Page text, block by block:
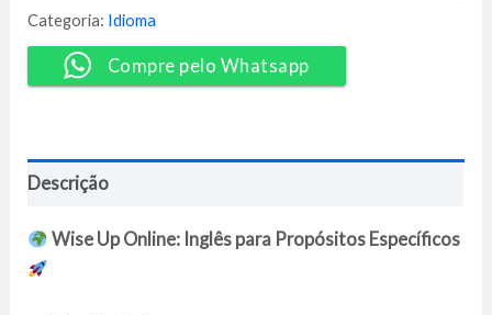
WiseUp
Online
-
Módulo
[Pack]
quantidade
Categoria: Idioma
Compre pelo Whatsapp
Descrição
Wise Up Online: Inglês para Propósitos Específicos